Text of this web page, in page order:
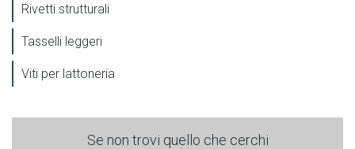
Rivetti strutturali
Tasselli leggeri
Viti per lattoneria
Se non trovi quello che cerchi